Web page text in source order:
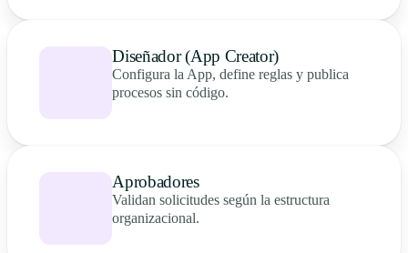
Diseñador (App Creator)
Configura la App, define reglas y publica
procesos sin código.
Aprobadores
Validan solicitudes según la estructura
organizacional.